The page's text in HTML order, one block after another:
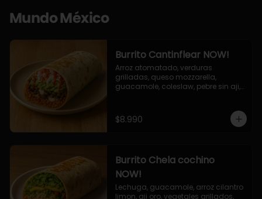
Mundo México
Burrito Cantinflear NOW!
Arroz atomatado, verduras
grilladas, queso mozzarella,
guacamole, coleslaw, pebre sin aji,
$8.990
Burrito Chela cochino
NOW!
Lechuga, guacamole, arroz cilantro
limon, aji oro, vegetales grillados,